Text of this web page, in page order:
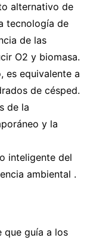
alternativo de
tecnología de
de las
O2 y biomasa.
es equivalente a
de césped.
de la
y la
inteligente del
ambiental .
guía a los